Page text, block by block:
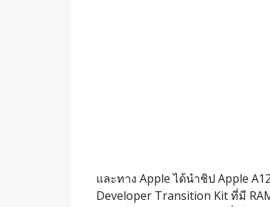
และทาง Apple ได้นำชิป Apple
Developer Transition Kit ที่มี